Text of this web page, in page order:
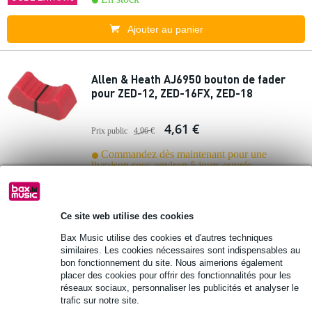
Ce site web utilise des cookies
Bax Music utilise des cookies et d'autres techniques
similaires. Les cookies nécessaires sont indispensables au
bon fonctionnement du site. Nous aimerions également
placer des cookies pour offrir des fonctionnalités pour les
réseaux sociaux, personnaliser les publicités et analyser le
trafic sur notre site.
Ajouter au panier
Allen & Heath AJ6950 bouton de fader
pour ZED-12, ZED-16FX, ZED-18
Prix public 4,96 € 4,61 €
Commandez dès maintenant pour une
livraison sous environ 5 jours ouvrés
1 avis
Allen & Heath Z1402-RK19X kit de
montage en rack pour ZED-14 et ZED-
12FX